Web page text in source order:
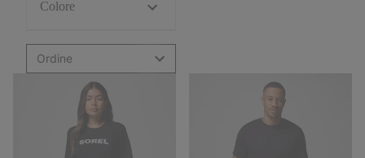
Colore
Ordine